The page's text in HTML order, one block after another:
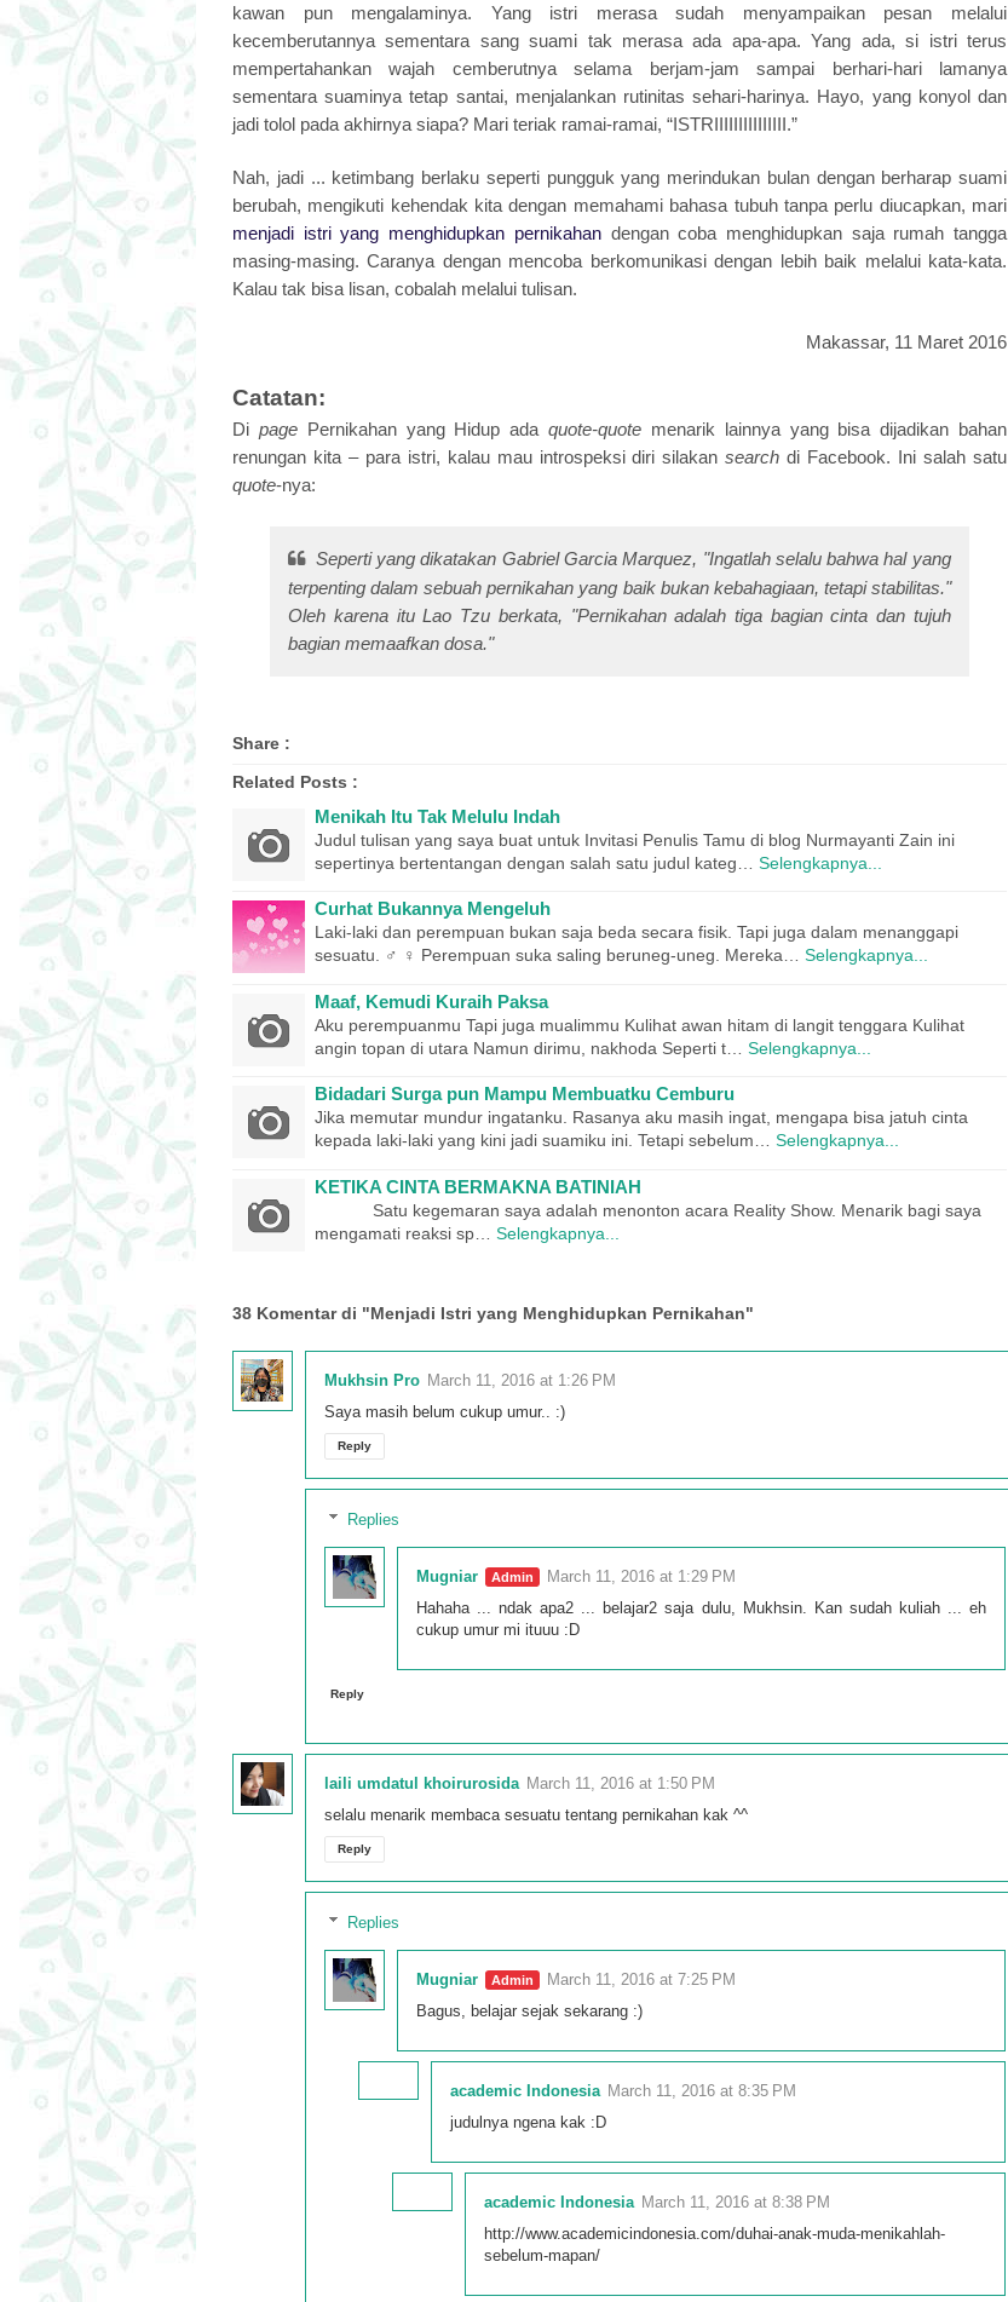
kawan pun mengalaminya. Yang istri merasa sudah menyampaikan pesan melalui
kecemberutannya sementara sang suami tak merasa ada apa-apa. Yang ada, si istri terus
mempertahankan wajah cemberutnya selama berjam-jam sampai berhari-hari lamanya
sementara suaminya tetap santai, menjalankan rutinitas sehari-harinya. Hayo, yang konyol dan
jadi tolol pada akhirnya siapa? Mari teriak ramai-ramai, “ISTRIIIIIIIIIIIIIII.”
Nah, jadi ... ketimbang berlaku seperti pungguk yang merindukan bulan dengan berharap suami
berubah, mengikuti kehendak kita dengan memahami bahasa tubuh tanpa perlu diucapkan, mari
menjadi istri yang menghidupkan pernikahandengan coba menghidupkan saja rumah tangga
masing-masing. Caranya dengan mencoba berkomunikasi dengan lebih baik melalui kata-kata.
Kalau tak bisa lisan, cobalah melalui tulisan.
Makassar, 11 Maret 2016
Catatan:
Di page Pernikahan yang Hidup adaquote-quote menarik lainnya yang bisa dijadikan bahan
renungan kita – para istri, kalau mau introspeksi diri silakansearchdi Facebook. Ini salah satu
quote-nya:
Seperti yang dikatakan Gabriel Garcia Marquez, "Ingatlah selalu bahwa hal yang
terpenting dalam sebuah pernikahan yang baik bukan kebahagiaan, tetapi stabilitas."
Oleh karena itu Lao Tzu berkata, "Pernikahan adalah tiga bagian cinta dan tujuh
bagian memaafkan dosa."
Share :
Related Posts :
Menikah Itu Tak Melulu Indah
Judul tulisan yang saya buat untuk Invitasi Penulis Tamu di blog Nurmayanti Zain ini
sepertinya bertentangan dengan salah satu judul kateg…
Selengkapnya...
Curhat Bukannya Mengeluh
Laki-laki dan perempuan bukan saja beda secara fisik. Tapi juga dalam menanggapi
sesuatu. ♂ ♀ Perempuan suka saling beruneg-uneg. Mereka…
Selengkapnya...
Maaf, Kemudi Kuraih Paksa
Aku perempuanmu Tapi juga mualimmu Kulihat awan hitam di langit tenggara Kulihat
angin topan di utara Namun dirimu, nakhoda Seperti t…
Selengkapnya...
Bidadari Surga pun Mampu Membuatku Cemburu
Jika memutar mundur ingatanku. Rasanya aku masih ingat, mengapa bisa jatuh cinta
kepada laki-laki yang kini jadi suamiku ini. Tetapi sebelum…
Selengkapnya...
KETIKA CINTA BERMAKNA BATINIAH
Satu kegemaran saya adalah menonton acara Reality Show. Menarik bagi saya
mengamati reaksi sp…
Selengkapnya...
38 Komentar di "Menjadi Istri yang Menghidupkan Pernikahan"
Mukhsin Pro March 11, 2016 at 1:26 PM
Saya masih belum cukup umur.. :)
Reply
Replies
Mugniar
March 11, 2016 at 1:29 PM
Hahaha ... ndak apa2 ... belajar2 saja dulu, Mukhsin. Kan sudah kuliah ... eh
cukup umur mi ituuu :D
Reply
laili umdatul khoirurosida March 11, 2016 at 1:50 PM
selalu menarik membaca sesuatu tentang pernikahan kak ^^
Reply
Replies
Mugniar
March 11, 2016 at 7:25 PM
Bagus, belajar sejak sekarang :)
academic Indonesia March 11, 2016 at 8:35 PM
judulnya ngena kak :D
academic Indonesia March 11, 2016 at 8:38 PM
http://www.academicindonesia.com/duhai-anak-muda-menikahlah-
sebelum-mapan/